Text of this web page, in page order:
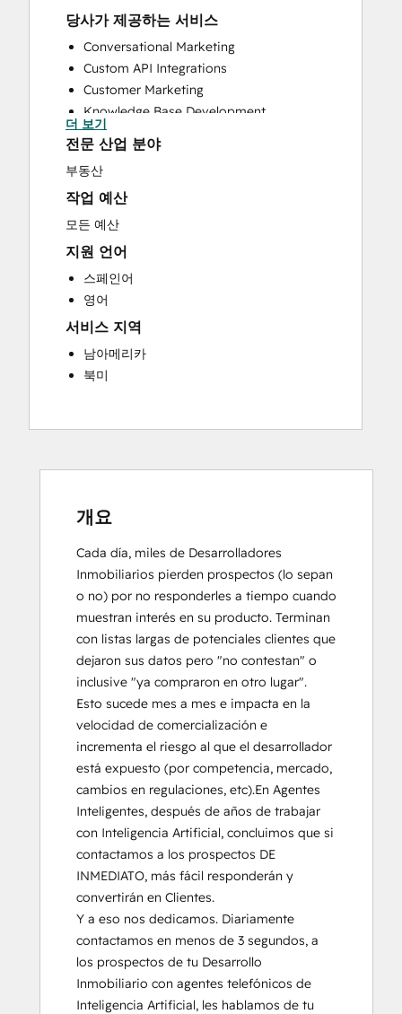
당사가 제공하는 서비스
Conversational Marketing
Custom API Integrations
Customer Marketing
Knowledge Base Development
Programmable Automation
Sales and Marketing Alignment
Website Development
더 보기
전문 산업 분야
부동산
작업 예산
모든 예산
지원 언어
스페인어
영어
서비스 지역
남아메리카
북미
개요
Cada día, miles de Desarrolladores
Inmobiliarios pierden prospectos (lo sepan
o no) por no responderles a tiempo cuando
muestran interés en su producto. Terminan
con listas largas de potenciales clientes que
dejaron sus datos pero "no contestan" o
inclusive "ya compraron en otro lugar".
Esto sucede mes a mes e impacta en la
velocidad de comercialización e
incrementa el riesgo al que el desarrollador
está expuesto (por competencia, mercado,
cambios en regulaciones, etc).En Agentes
Inteligentes, después de años de trabajar
con Inteligencia Artificial, concluimos que si
contactamos a los prospectos DE
INMEDIATO, más fácil responderán y
convertirán en Clientes.
Y a eso nos dedicamos. Diariamente
contactamos en menos de 3 segundos, a
los prospectos de tu Desarrollo
Inmobiliario con agentes telefónicos de
Inteligencia Artificial, les hablamos de tu